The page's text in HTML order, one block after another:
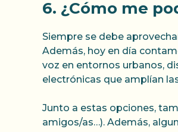
6. ¿Cómo me
Siempre se debe
Además, hoy en día
voz en entornos urbanos,
electrónicas que amplían
Junto a estas opciones,
amigos/as…). Además,